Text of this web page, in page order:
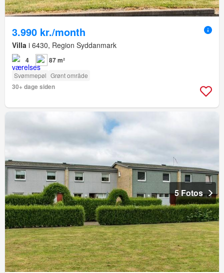
3.990 kr./month
Villa i 6430, Region Syddanmark
4 87 m²
Svømmepøl Grønt område
30+ dage siden
5 Fotos